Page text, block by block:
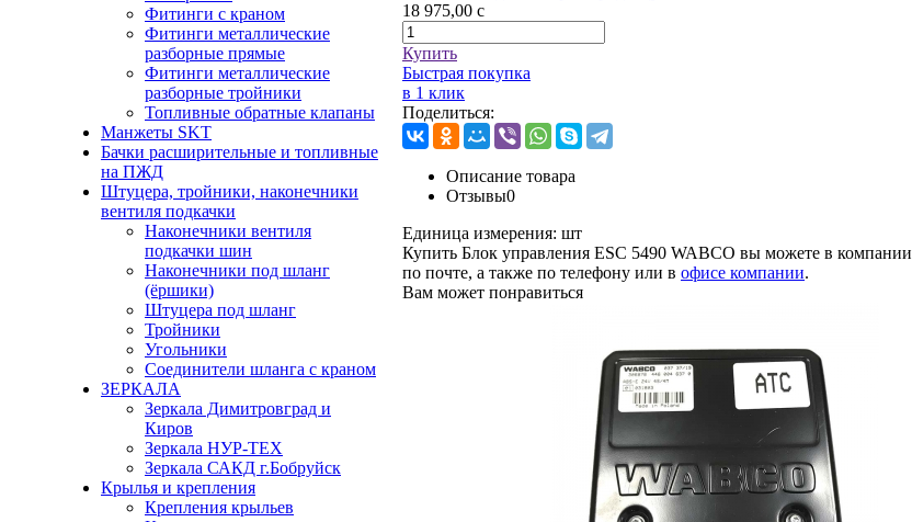
Фитинги с краном
Фитинги металлические
разборные прямые
Фитинги металлические
разборные тройники
Топливные обратные клапаны
Манжеты SKT
Бачки расширительные и топливные
на ПЖД
Штуцера, тройники, наконечники
вентиля подкачки
Наконечники вентиля
подкачки шин
Наконечники под шланг
(ёршики)
Штуцера под шланг
Тройники
Угольники
Соединители шланга с краном
ЗЕРКАЛА
Зеркала Димитровград и
Киров
Зеркала НУР-ТЕХ
Зеркала САКД г.Бобруйск
Крылья и крепления
Крепления крыльев
18 975,00 c
Купить
Быстрая покупка
в 1 клик
Поделиться:
Описание товара
Отзывы0
Единица измерения: шт
Купить Блок управления ESC 5490 WABCO вы можете в компании
по почте, а также по телефону или в офисе компании.
Вам может понравиться